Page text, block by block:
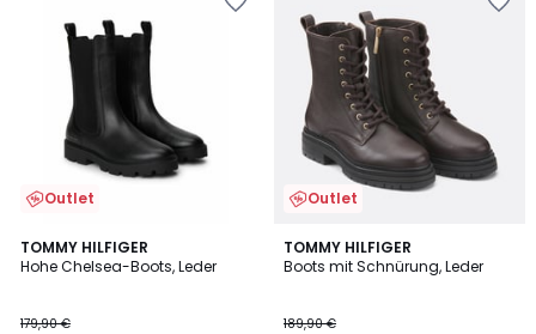
Outlet
TOMMY HILFIGER
Hohe Chelsea-Boots, Leder
179,90 €
1
/
Outlet
TOMMY HILFIGER
Boots mit Schnürung, Leder
189,90 €
2
Farben